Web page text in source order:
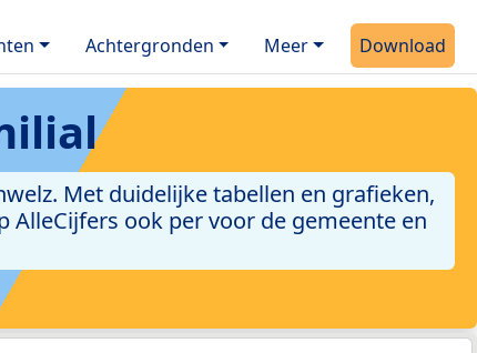
Achtergronden Meer Download
Met duidelijke tabellen en grafieken,
ook per voor de gemeente en